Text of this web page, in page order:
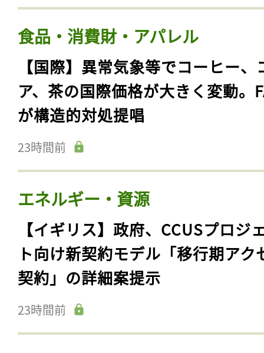
食品・消費財・アパレル
【国際】異常気象等でコーヒー、
ア、茶の国際価格が大きく変動。
が構造的対処提唱
23時間前
エネルギー・資源
【イギリス】政府、CCUSプロジ
ト向け新契約モデル「移行期アク
契約」の詳細案提示
23時間前